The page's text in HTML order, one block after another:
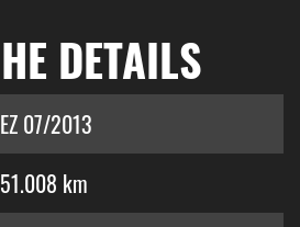
DETAILS
EZ 07/2013
51.008 km